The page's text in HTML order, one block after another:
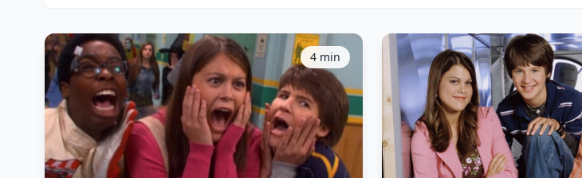
4 min